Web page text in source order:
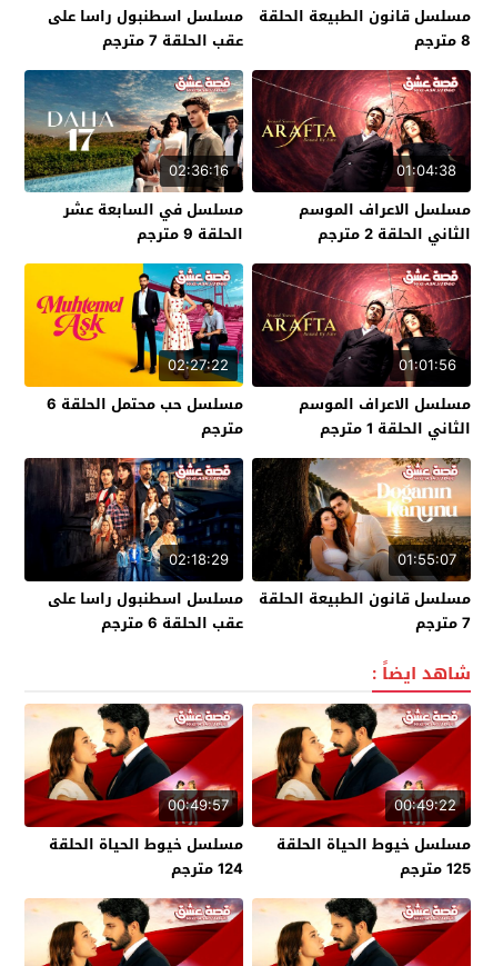
مسلسل قانون الطبيعة الحلقة
8 مترجم
مسلسل اسطنبول راسا على
عقب الحلقة 7 مترجم
01:04:38
مسلسل الاعراف الموسم
الثاني الحلقة 2 مترجم
02:36:16
مسلسل في السابعة عشر
الحلقة 9 مترجم
01:01:56
مسلسل الاعراف الموسم
الثاني الحلقة 1 مترجم
02:27:22
مسلسل حب محتمل الحلقة 6
مترجم
01:55:07
مسلسل قانون الطبيعة الحلقة
7 مترجم
02:18:29
مسلسل اسطنبول راسا على
عقب الحلقة 6 مترجم
شاهد ايضاً :
00:49:22
مسلسل خيوط الحياة الحلقة
125 مترجم
00:49:57
مسلسل خيوط الحياة الحلقة
124 مترجم